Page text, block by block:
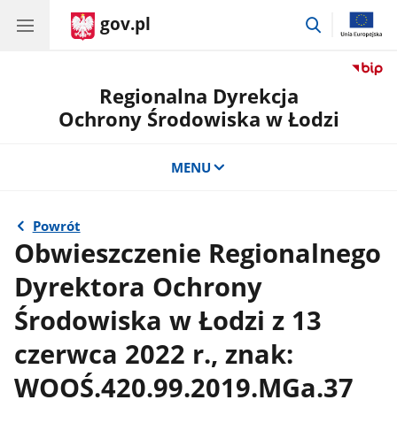
gov.pl
przejdź
Regionalna Dyrekcja
Ochrony Środowiska w Łodzi
MENU
Powrót
Obwieszczenie Regionalnego
Dyrektora Ochrony
Środowiska w Łodzi z 13
czerwca 2022 r., znak:
WOOŚ.420.99.2019.MGa.37